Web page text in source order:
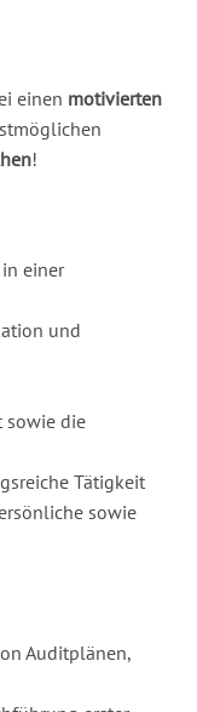
einen motivierten
!
einer
und
sowie die
Tätigkeit
sowie
Auditplänen,